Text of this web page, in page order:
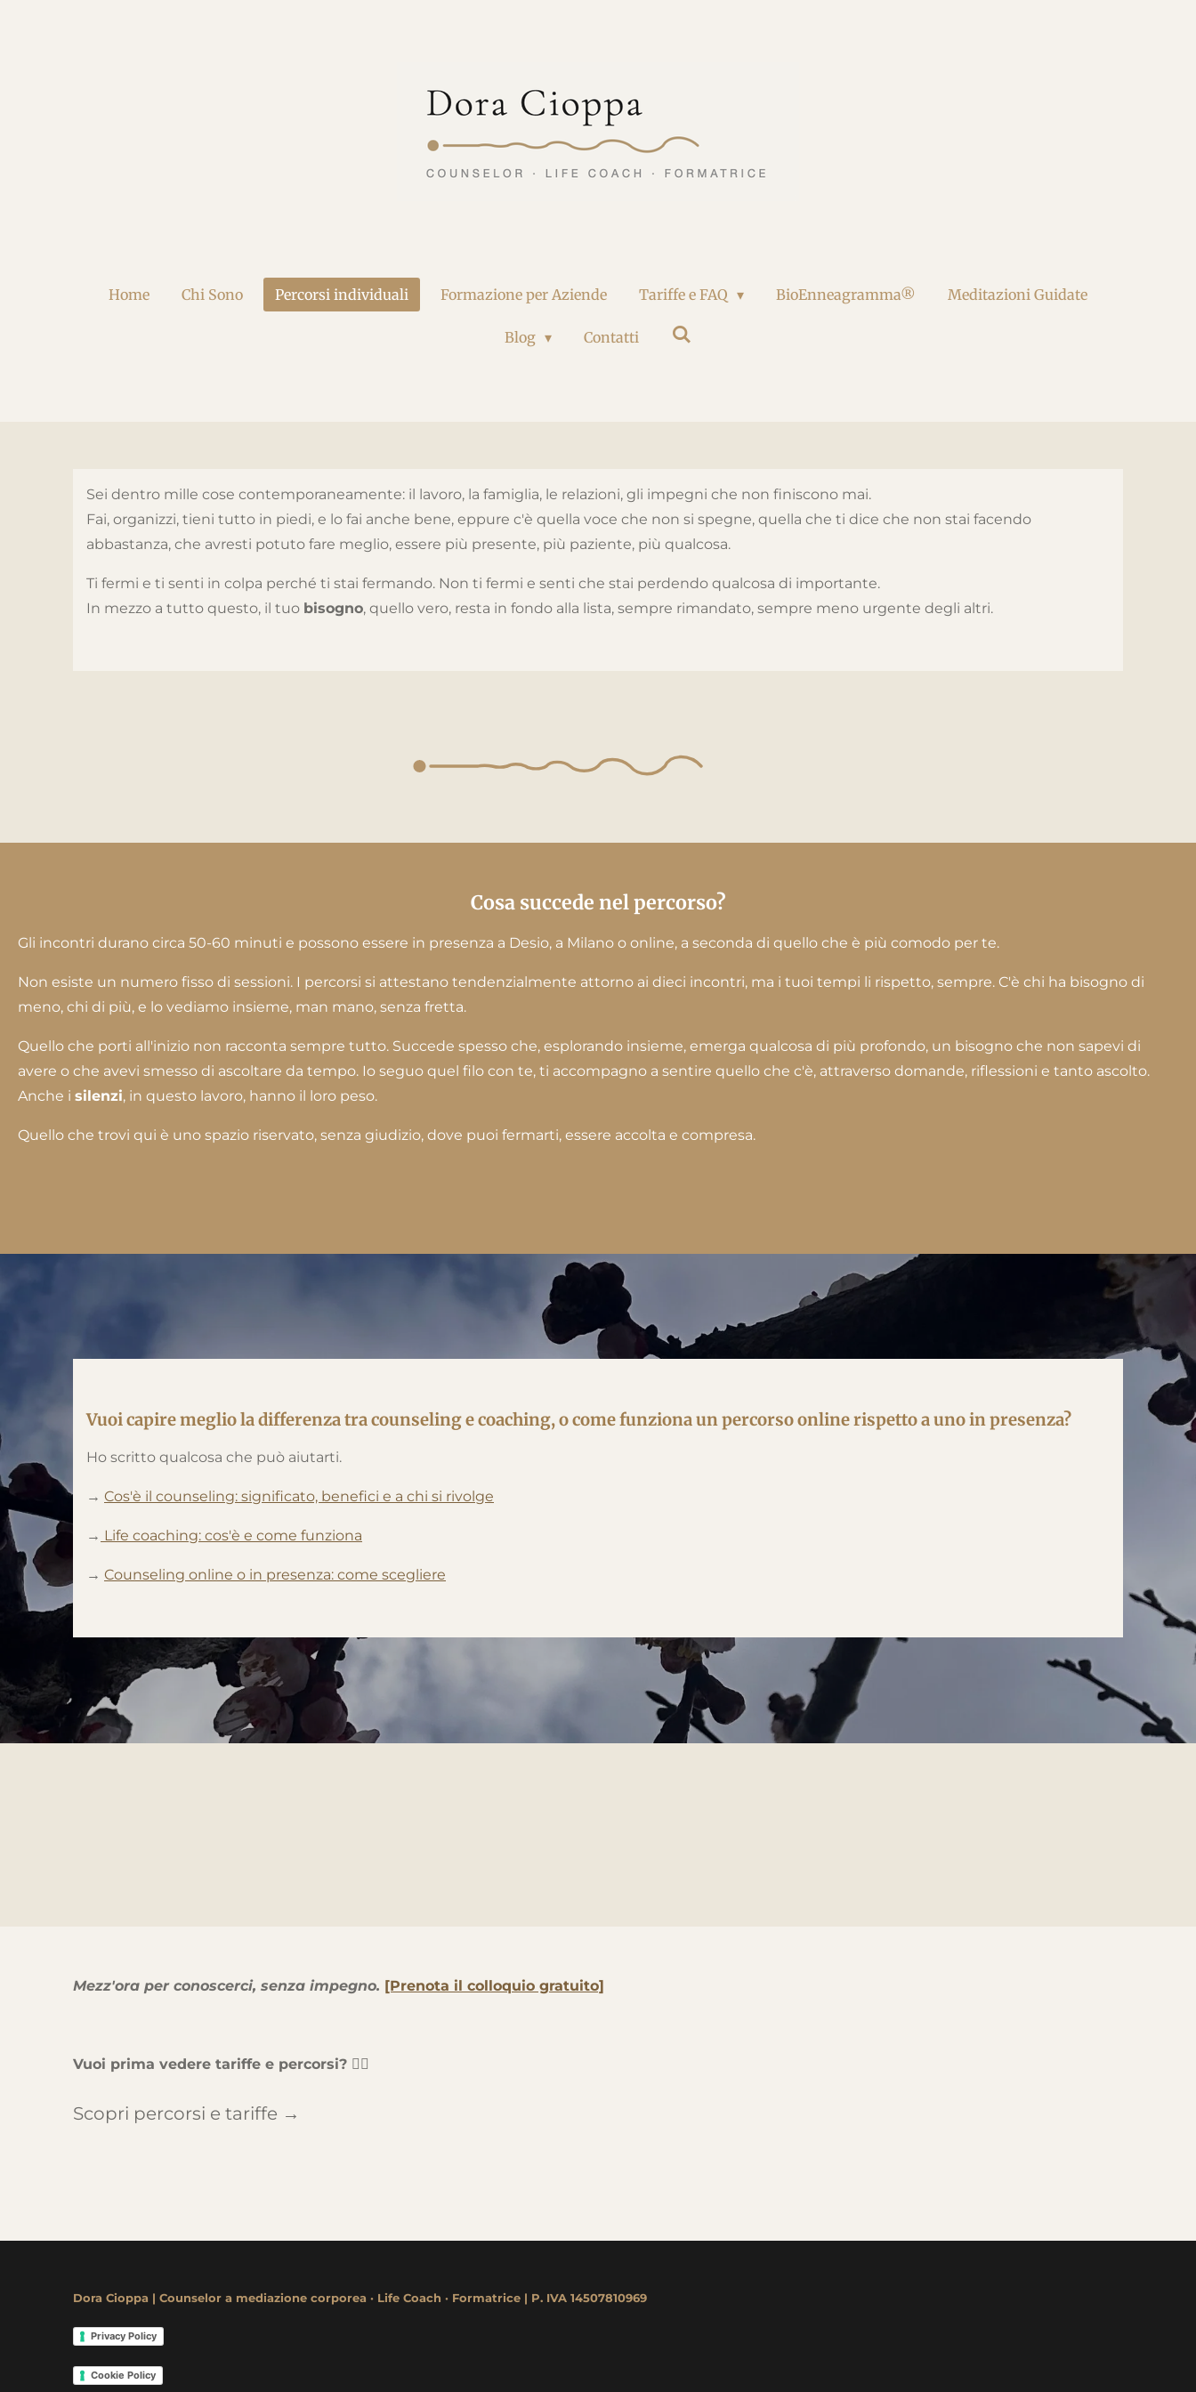
Home Chi Sono Percorsi individuali Formazione per Aziende Tariffe e FAQ BioEnneagramma® Meditazioni Guidate
Blog Contatti
Sei dentro mille cose contemporaneamente: il lavoro, la famiglia, le relazioni, gli impegni che non finiscono mai.
Fai, organizzi, tieni tutto in piedi, e lo fai anche bene, eppure c'è quella voce che non si spegne, quella che ti dice che non stai facendo
abbastanza, che avresti potuto fare meglio, essere più presente, più paziente, più qualcosa.
Ti fermi e ti senti in colpa perché ti stai fermando. Non ti fermi e senti che stai perdendo qualcosa di importante.
In mezzo a tutto questo, il tuo bisogno, quello vero, resta in fondo alla lista, sempre rimandato, sempre meno urgente degli altri.
Cosa succede nel percorso?
Gli incontri durano circa 50-60 minuti e possono essere in presenza a Desio, a Milano o online, a seconda di quello che è più comodo per te.
Non esiste un numero fisso di sessioni. I percorsi si attestano tendenzialmente attorno ai dieci incontri, ma i tuoi tempi li rispetto, sempre. C'è chi ha bisogno di
meno, chi di più, e lo vediamo insieme, man mano, senza fretta.
Quello che porti all'inizio non racconta sempre tutto. Succede spesso che, esplorando insieme, emerga qualcosa di più profondo, un bisogno che non sapevi di
avere o che avevi smesso di ascoltare da tempo. Io seguo quel filo con te, ti accompagno a sentire quello che c'è, attraverso domande, riflessioni e tanto ascolto.
Anche i silenzi, in questo lavoro, hanno il loro peso.
Quello che trovi qui è uno spazio riservato, senza giudizio, dove puoi fermarti, essere accolta e compresa.
Vuoi capire meglio la differenza tra counseling e coaching, o come funziona un percorso online rispetto a uno in presenza?
Ho scritto qualcosa che può aiutarti.
→ Cos'è il counseling: significato, benefici e a chi si rivolge
→ Life coaching: cos'è e come funziona
→ Counseling online o in presenza: come scegliere
Mezz'ora per conoscerci, senza impegno. [Prenota il colloquio gratuito]
Vuoi prima vedere tariffe e percorsi? 👇🏻
Scopri percorsi e tariffe →
Dora Cioppa | Counselor a mediazione corporea · Life Coach · Formatrice | P. IVA 14507810969
Privacy Policy
Cookie Policy